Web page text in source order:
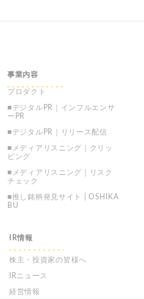
事業内容
プロダクト
■デジタルPR｜インフルエンサ
ーPR
■デジタルPR｜リリース配信
■メディアリスニング｜クリッ
ピング
■メディアリスニング｜リスク
チェック
■推し銘柄発見サイト | OSHIKA
BU
IR情報
株主・投資家の皆様へ
IRニュース
経営情報